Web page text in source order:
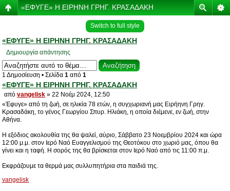
«ΕΦΥΓΕ» Η ΕΙΡΗΝΗ ΓΡΗΓ. ΚΡΑΣΑΔΑΚΗ
Switch to full style
«ΕΦΥΓΕ» Η ΕΙΡΗΝΗ ΓΡΗΓ. ΚΡΑΣΑΔΑΚΗ
Δημιουργία απάντησης
1 Δημοσίευση • Σελίδα 1 από 1
«ΕΦΥΓΕ» Η ΕΙΡΗΝΗ ΓΡΗΓ. ΚΡΑΣΑΔΑΚΗ
από vangelisk » 22 Νοέμ 2024, 12:50
«Έφυγε» από τη ζωή, σε ηλικία 78 ετών, η συγχωριανή μας Ειρήηνη Γρηγ.
Κρασαδάκη, το γένος Γεωργίου Σπυρ. Ηλιάκη, η οποία διέμενε, εν ζωή, στην
Αθήνα.
Η εξόδιος ακολουθία της θα ψαλεί, αύριο, Σάββατο 23 Νοεμβρίου 2024 και ώρα
12:00 μ.μ. στον Ιερό Ναό Ευαγγελισμού της Θεοτόκου στο χωριό μας, όπου θα
γίνει και η ταφή. Η σορός της θα βρίσκεται στον Ιερό Ναό από τις 11:00 π.μ.
Εκφράζουμε τα θερμά μας συλλυπητήρια στα παιδιά της.
vangelisk